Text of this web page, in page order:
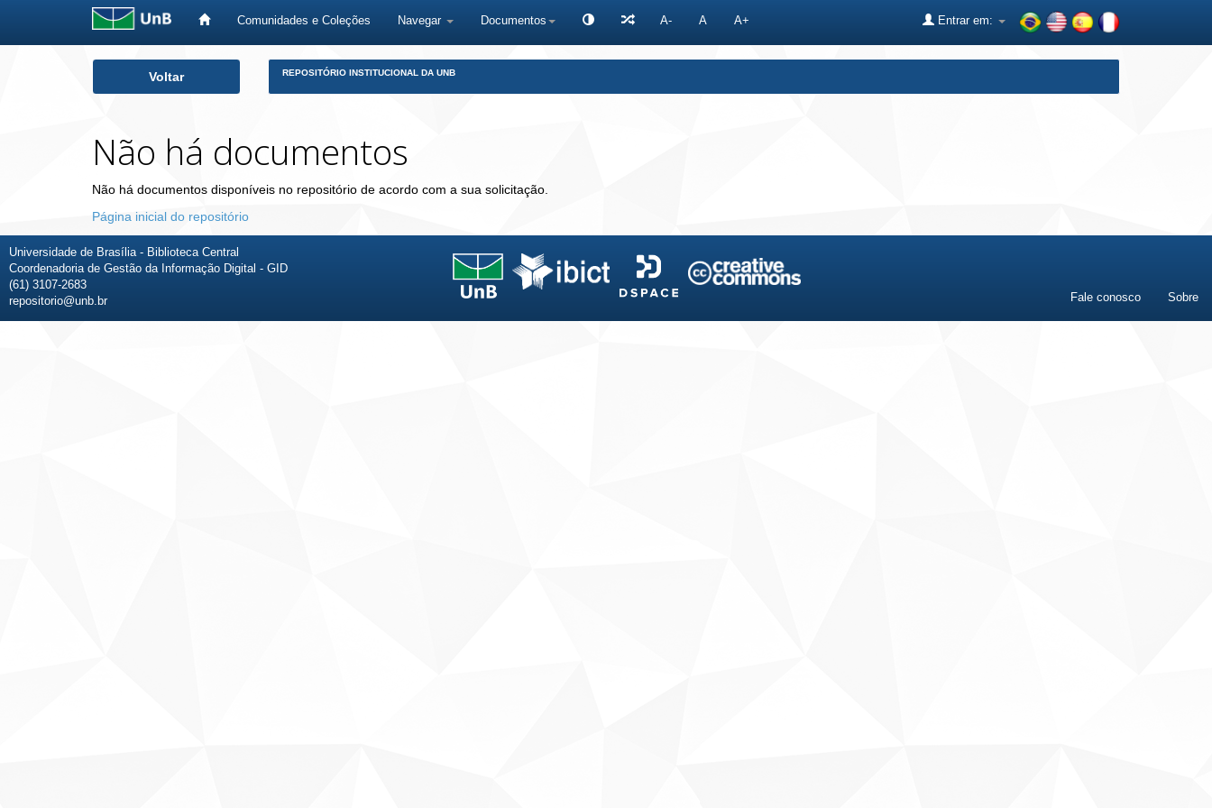
Comunidades e Coleções Navegar Documentos A- A A+ Entrar em:
Voltar REPOSITÓRIO INSTITUCIONAL DA UNB
Não há documentos
Não há documentos disponíveis no repositório de acordo com a sua solicitação.
Página inicial do repositório
Universidade de Brasília - Biblioteca Central
Coordenadoria de Gestão da Informação Digital - GID
(61) 3107-2683
repositorio@unb.br
Fale conosco Sobre